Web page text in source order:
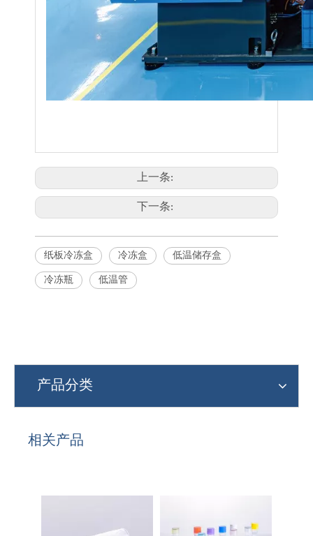
上一条:
下一条:
纸板冷冻盒 冷冻盒 低温储存盒
冷冻瓶 低温管
产品分类
相关产品